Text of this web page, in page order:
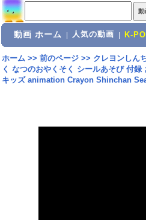
動画 ホーム 人気の動画 K-
ホーム>> 前のページ>> クレヨンしん
く なつのおやくそく シールあそび 付
キッズ animation Crayon Shinchan